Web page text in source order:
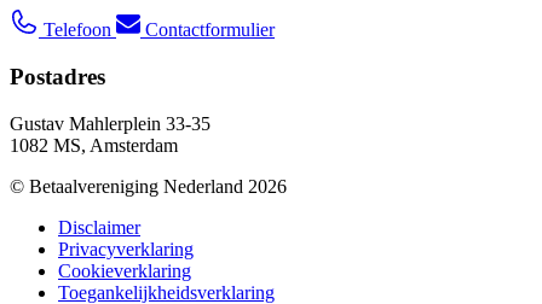
Telefoon Contactformulier
Postadres
Gustav Mahlerplein 33-35
1082 MS, Amsterdam
© Betaalvereniging Nederland 2026
Disclaimer
Privacyverklaring
Cookieverklaring
Toegankelijkheidsverklaring